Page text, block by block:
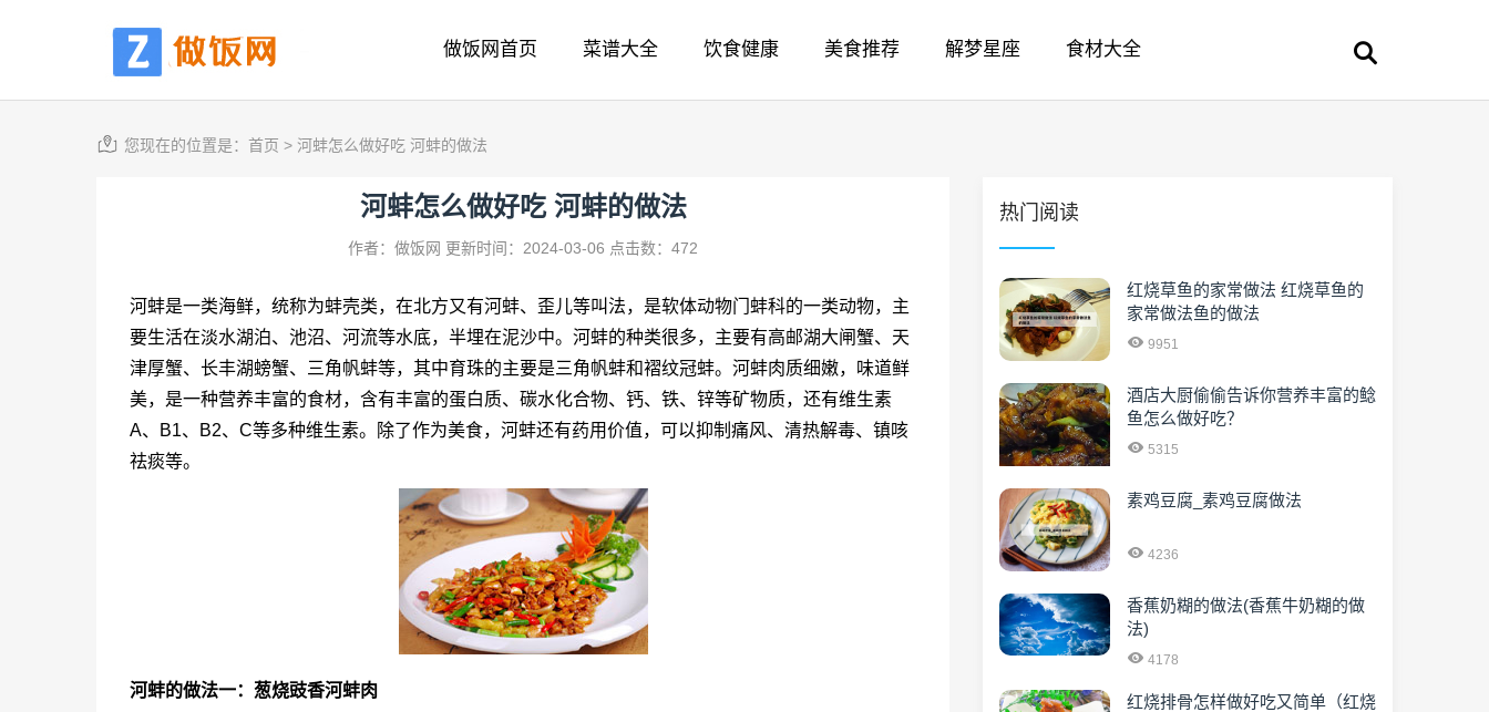
做饭网首页 菜谱大全 饮食健康 美食推荐 解梦星座 食材大全
您现在的位置是： 首页 > 河蚌怎么做好吃 河蚌的做法
河蚌怎么做好吃 河蚌的做法
作者：做饭网 更新时间：2024-03-06 点击数：472
河蚌是一类海鲜，统称为蚌壳类，在北方又有河蚌、歪儿等叫法，是软体动物门蚌科的一类动物，主
要生活在淡水湖泊、池沼、河流等水底，半埋在泥沙中。河蚌的种类很多，主要有高邮湖大闸蟹、天
津厚蟹、长丰湖螃蟹、三角帆蚌等，其中育珠的主要是三角帆蚌和褶纹冠蚌。河蚌肉质细嫩，味道鲜
美，是一种营养丰富的食材，含有丰富的蛋白质、碳水化合物、钙、铁、锌等矿物质，还有维生素
A、B1、B2、C等多种维生素。除了作为美食，河蚌还有药用价值，可以抑制痛风、清热解毒、镇咳
祛痰等。
河蚌的做法一：葱烧豉香河蚌肉
热门阅读
红烧草鱼的家常做法 红烧草鱼的
家常做法鱼的做法
9951
酒店大厨偷偷告诉你营养丰富的鲶
鱼怎么做好吃？
5315
素鸡豆腐_素鸡豆腐做法
4236
香蕉奶糊的做法(香蕉牛奶糊的做
法)
4178
红烧排骨怎样做好吃又简单（红烧